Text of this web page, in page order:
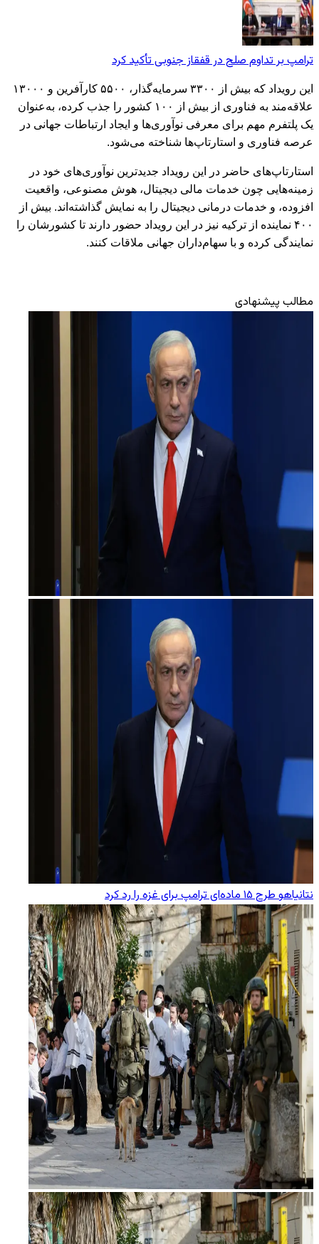
ترامپ بر تداوم صلح در قفقاز جنوبی تأکید کرد
این رویداد که بیش از ۳۳۰۰ سرمایه‌گذار، ۵۵۰۰ کارآفرین و ۱۳۰۰۰
علاقه‌مند به فناوری از بیش از ۱۰۰ کشور را جذب کرده، به‌عنوان
یک پلتفرم مهم برای معرفی نوآوری‌ها و ایجاد ارتباطات جهانی در
عرصه فناوری و استارتاپ‌ها شناخته می‌شود.
استارتاپ‌های حاضر در این رویداد جدیدترین نوآوری‌های خود در
زمینه‌هایی چون خدمات مالی دیجیتال، هوش مصنوعی، واقعیت
افزوده، و خدمات درمانی دیجیتال را به نمایش گذاشته‌اند. بیش از
۴۰۰ نماینده از ترکیه نیز در این رویداد حضور دارند تا کشورشان را
نمایندگی کرده و با سهام‌داران جهانی ملاقات کنند.
مطالب پیشنهادی
نتانیاهو طرح ۱۵ ماده‌ای ترامپ برای غزه را رد کرد